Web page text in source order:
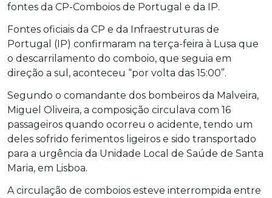
fontes da CP-Comboios de Portugal e da IP.
Fontes oficiais da CP e da Infraestruturas de
Portugal (IP) confirmaram na terça-feira à Lusa que
o descarrilamento do comboio, que seguia em
direção a sul, aconteceu “por volta das 15:00”.
Segundo o comandante dos bombeiros da Malveira,
Miguel Oliveira, a composição circulava com 16
passageiros quando ocorreu o acidente, tendo um
deles sofrido ferimentos ligeiros e sido transportado
para a urgência da Unidade Local de Saúde de Santa
Maria, em Lisboa.
A circulação de comboios esteve interrompida entre